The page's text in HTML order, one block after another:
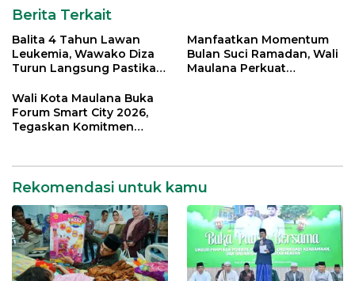
Berita Terkait
Balita 4 Tahun Lawan
Leukemia, Wawako Diza
Turun Langsung Pastikan
Manfaatkan Momentum
Bulan Suci Ramadan, Wali
Maulana Perkuat
Wali Kota Maulana Buka
Forum Smart City 2026,
Tegaskan Komitmen
Rekomendasi untuk kamu